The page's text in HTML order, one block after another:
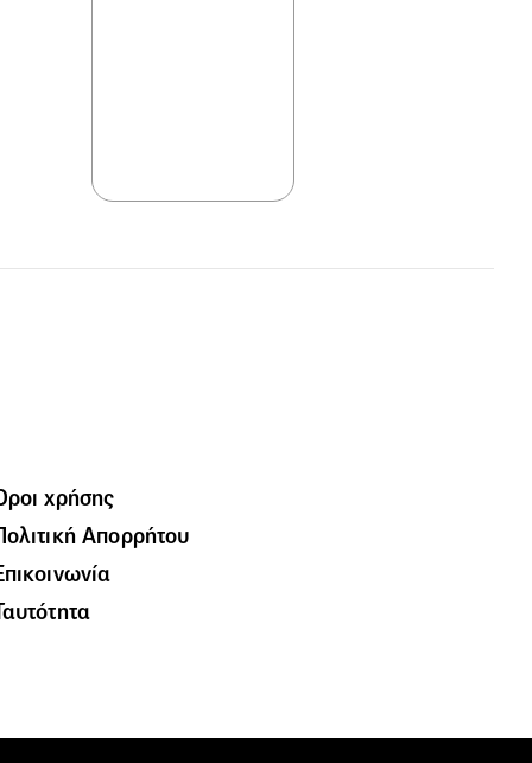
χρήσης
Απορρήτου